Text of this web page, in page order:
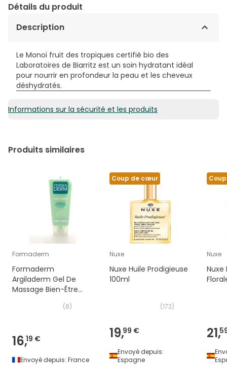
Détails du produit
Description
Le Monoï fruit des tropiques certifié bio des
Laboratoires de Biarritz est un soin hydratant idéal
pour nourrir en profondeur la peau et les cheveux
déshydratés.
Informations sur la sécurité et les produits
Produits similaires
Formaderm
Formaderm
Argiladerm Gel De
Massage Bien-Être
(8)
16,19 €
Envoyé depuis: France
Coup de cœur
Nuxe
Nuxe Huile Prodigieuse
100ml
(172)
19,99 €
Envoyé depuis:
Espagne
Nuxe
Nuxe
21,